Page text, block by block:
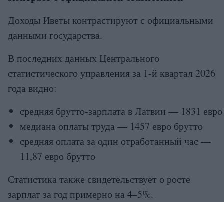
Доходы Иветы контрастируют с официальными
данными государства.
В последних данных Центрального
статистического управления за 1-й квартал 2026
года видно:
средняя брутто-зарплата в Латвии — 1831 евро
медиана оплаты труда — 1457 евро брутто
средняя оплата за один отработанный час —
11,87 евро брутто
Статистика также свидетельствует о росте
зарплат за год примерно на 4–5%.